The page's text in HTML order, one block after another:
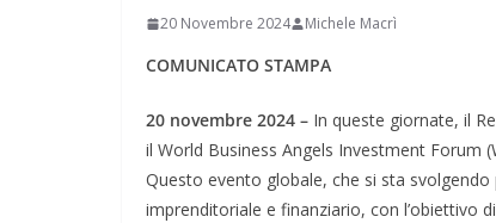
20 Novembre 2024 Michele Macrì
COMUNICATO STAMPA
20 novembre 2024 – In queste giornate, il
il World Business Angels Investment Forum
Questo evento globale, che si sta
imprenditoriale e finanziario, con l’obiettivo